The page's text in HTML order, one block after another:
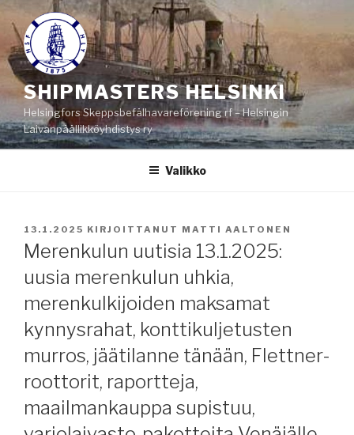
Siirry
sisältöön
SHIPMASTERS HELSINKI
Helsingfors Skeppsbefälhavareförening rf – Helsingin
Laivanpäällikköyhdistys ry
Valikko
JULKAISTU
13.1.2025 KIRJOITTANUT MATTI AALTONEN
Merenkulun uutisia 13.1.2025:
uusia merenkulun uhkia,
merenkulkijoiden maksamat
kynnysrahat, konttikuljetusten
murros, jäätilanne tänään, Flettner-
roottorit, raportteja,
maailmankauppa supistuu,